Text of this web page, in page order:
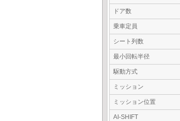
ドア数
乗車定員
シート列数
最小回転半径
駆動方式
ミッション
ミッション位置
AI-SHIFT